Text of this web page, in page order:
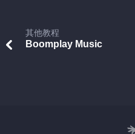
其他教程
Boomplay Music